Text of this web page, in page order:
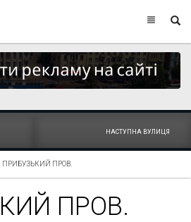
НАСТУПНА ВУЛИЦЯ
ПРИБУЗЬКИЙ ПРОВ.
ПРОВ.